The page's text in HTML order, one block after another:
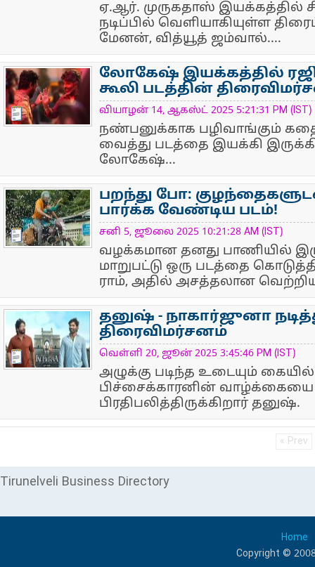
ஏ.ஆர். முருகதாஸ் இயக்கத்தில்
நடிப்பில் வெளியாகியுள்ள
மேனன், வித்யூத் ஜம்வால்....
NewsIcon
லோகேஷ் இயக்கத்தில்
கூலி படத்தின்
வியாழன் 14, ஆகஸ்ட் 2025 5:21:31 PM (IST)
நண்பனுக்காக பழிவாங்கும்
வைத்து படத்தை இயக்கி
லோகேஷ்...
NewsIcon
பறந்து போ:
பார்க்க வேண்டிய படம்!
சனி 5, ஜூலை 2025 10:21:28 AM (IST)
வழக்கமான தனது பாணியில்
மாறுபட்டு ஒரு படத்தை
ராம், அதில் அசத்தலான
NewsIcon
தனுஷ் - நாகார்ஜுனா
திரைவிமர்சனம்
வெள்ளி 20, ஜூன் 2025 3:45:46 PM (IST)
அழுக்கு படிந்த உடையும் கையில்
பிச்சைக்காரனின் வாழ்க்கையை
பிரதிபலித்திருக்கிறார் தனுஷ்.
« Prev
Tirunelveli Business Directory
Home
Copyright ©